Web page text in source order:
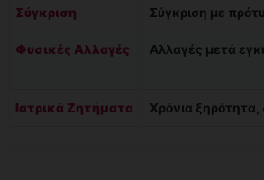
Σύγκριση Σύγκριση με
Φυσικές Αλλαγές Αλλαγές μετά
Ιατρικά Ζητήματα Χρόνια ξηρότητα,